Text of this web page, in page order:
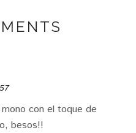
con el toque de
besos!!